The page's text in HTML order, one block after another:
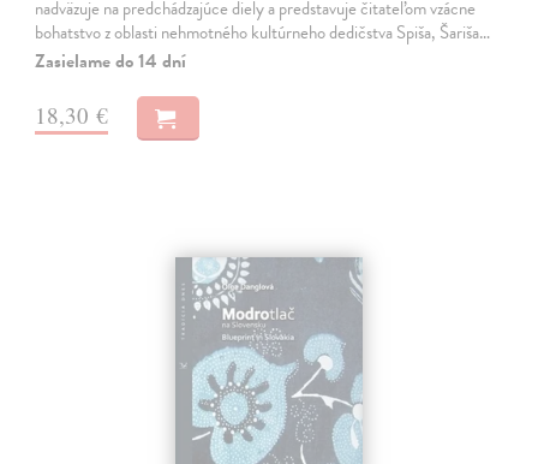
nadväzuje na predchádzajúce diely a predstavuje čitateľom vzácne
bohatstvo z oblasti nehmotného kultúrneho dedičstva Spiša, Šariša…
Zasielame do 14 dní
18,30 €